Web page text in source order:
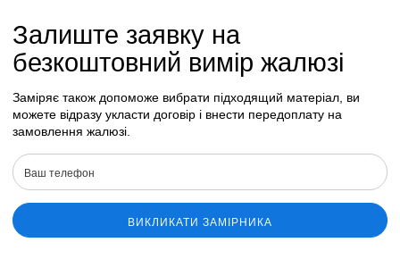
Залиште заявку на
безкоштовний вимір жалюзі
Заміряє також допоможе вибрати підходящий матеріал, ви
можете відразу укласти договір і внести передоплату на
замовлення жалюзі.
ВИКЛИКАТИ ЗАМІРНИКА